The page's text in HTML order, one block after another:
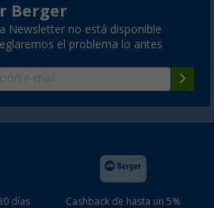
Berger
Newsletter no está disponible
el problema lo antes
días
Cashback de hasta un 5%